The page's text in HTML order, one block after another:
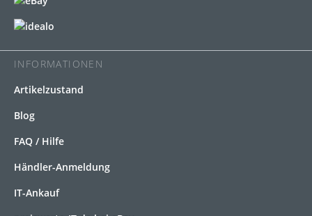
INFORMATIONEN
Artikelzustand
Blog
FAQ / Hilfe
Händler-Anmeldung
IT-Ankauf